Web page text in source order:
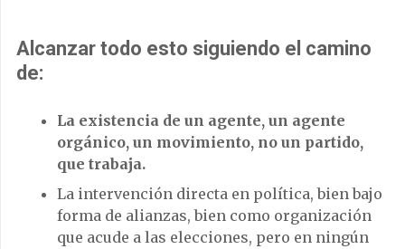
Alcanzar todo esto siguiendo el camino
de:
La existencia de un agente, un agente
orgánico, un movimiento, no un partido,
que trabaja.
La intervención directa en política, bien bajo
forma de alianzas, bien como organización
que acude a las elecciones, pero en ningún